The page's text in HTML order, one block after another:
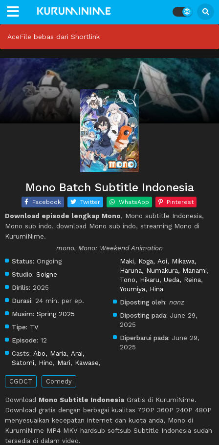
AceFile bebas dari Shortlink
Mono Batch Subtitle Indonesia
Facebook Twitter WhatsApp Pinterest
Download episode lengkap Mono, Mono subtitle Indonesia,
Mono sub indo, download Mono sub indo, streaming Mono di
KurumiNime.
mono, Mono: Weekend Animation
Status: Ongoing
Studio: Soigne
Dirilis: 2025
Durasi: 24 min. per ep.
Musim: Spring 2025
Tipe: TV
Episode: 12
Casts: Abo, Maria, Arai,
Satomi, Hino, Mari, Kawase,
Maki, Koga, Aoi, Mikawa,
Haruna, Numakura, Manami,
Tono, Hikaru,Ueda, Reina,
Youmiya, Hina
Diposting oleh: nanz
Diposting pada: June 29,
2025
Diperbarui pada: June 29,
2025
CGDCT Comedy
Download Mono Subtitle Indonesia Gratis di KurumiNime.
Download gratis dengan berbagai kualitas 720P 360P 240P 480P
menyesuaikan kecepatan internet dan kuota anda, Mono di
KurumiNime MP4 MKV hardsub softsub Subtitle Indonesia sudah
tersedia di dalam video.